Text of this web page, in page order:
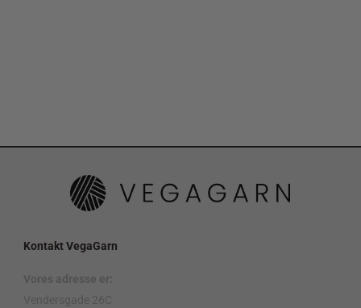
Kontakt VegaGarn
Vores adresse er:
Vendersgade 26C